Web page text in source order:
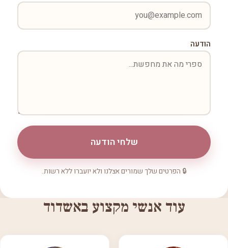
הודעה
שלחי הודעה
🔒 הפרטים שלך שמורים אצלנו ולא יועברו ללא רשות.
עוד אנשי מקצוע באשדוד